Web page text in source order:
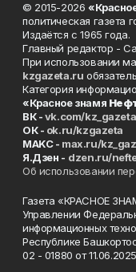
© 2015-2026
политическая газета
Издаётся с 1965 года.
Главный редактор -
При использовании
kzgazeta.ru
Категория
«Красное знамя
ВК -vk.com/kz_gazeta
ОК - ok.ru/kzgazeta
MAKC - max.ru/
Я.Дзен - dzen.ru/
Об использовании
Газета «КРАСНОЕ
Управлении
информационных
Республике
02 - 01880 от